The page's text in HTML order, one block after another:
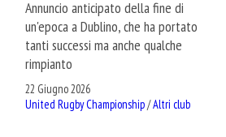
Annuncio anticipato della fine di
un'epoca a Dublino, che ha portato
tanti successi ma anche qualche
rimpianto
22 Giugno 2026
United Rugby Championship/Altri club